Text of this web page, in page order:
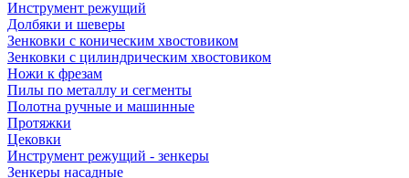
Инструмент режущий
Долбяки и шеверы
Зенковки с коническим хвостовиком
Зенковки с цилиндрическим хвостовиком
Ножи к фрезам
Пилы по металлу и сегменты
Полотна ручные и машинные
Протяжки
Цековки
Инструмент режущий - зенкеры
Зенкеры насадные